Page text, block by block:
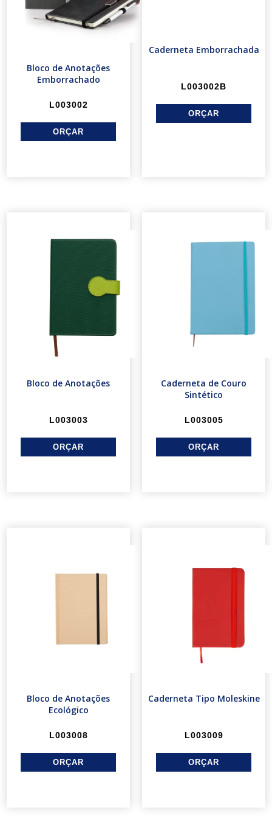
Bloco de Anotações
Emborrachado
L003002
Caderneta Emborrachada
L003002B
Bloco de Anotações
L003003
Caderneta de Couro
Sintético
L003005
Bloco de Anotações
Ecológico
L003008
Caderneta Tipo Moleskine
L003009